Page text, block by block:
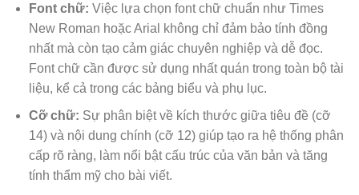
Font chữ: Việc lựa chọn font chữ chuẩn như Times
New Roman hoặc Arial không chỉ đảm bảo tính đồng
nhất mà còn tạo cảm giác chuyên nghiệp và dễ đọc.
Font chữ cần được sử dụng nhất quán trong toàn bộ tài
liệu, kể cả trong các bảng biểu và phụ lục.
Cỡ chữ: Sự phân biệt về kích thước giữa tiêu đề (cỡ
14) và nội dung chính (cỡ 12) giúp tạo ra hệ thống phân
cấp rõ ràng, làm nổi bật cấu trúc của văn bản và tăng
tính thẩm mỹ cho bài viết.